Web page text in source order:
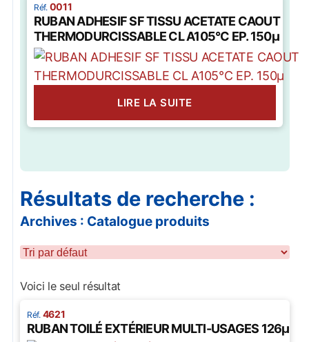
RUBAN ADHESIF SF TISSU ACETATE CAOUT
THERMODURCISSABLE CL A105°C EP. 150µ
0011
LIRE LA SUITE
Résultats de recherche :
Archives : Catalogue produits
Voici le seul résultat
RUBAN TOILÉ EXTÉRIEUR MULTI-USAGES 126µ
4621